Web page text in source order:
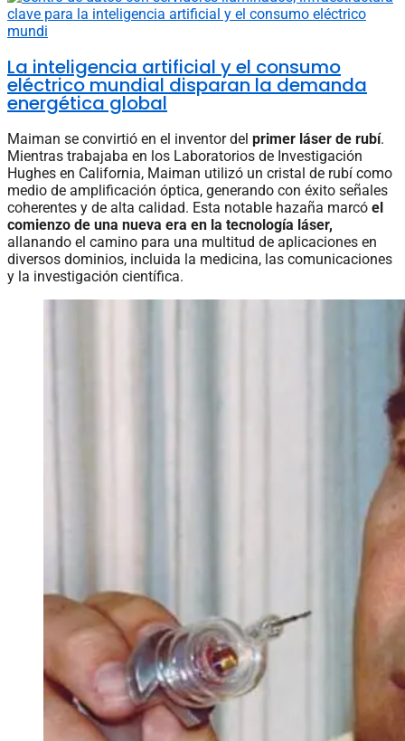
La inteligencia artificial y el consumo
eléctrico mundial disparan la demanda
energética global
Maiman se convirtió en el inventor del primer láser de rubí.
Mientras trabajaba en los Laboratorios de Investigación
Hughes en California, Maiman utilizó un cristal de rubí como
medio de amplificación óptica, generando con éxito señales
coherentes y de alta calidad. Esta notable hazaña marcó el
comienzo de una nueva era en la tecnología láser,
allanando el camino para una multitud de aplicaciones en
diversos dominios, incluida la medicina, las comunicaciones
y la investigación científica.